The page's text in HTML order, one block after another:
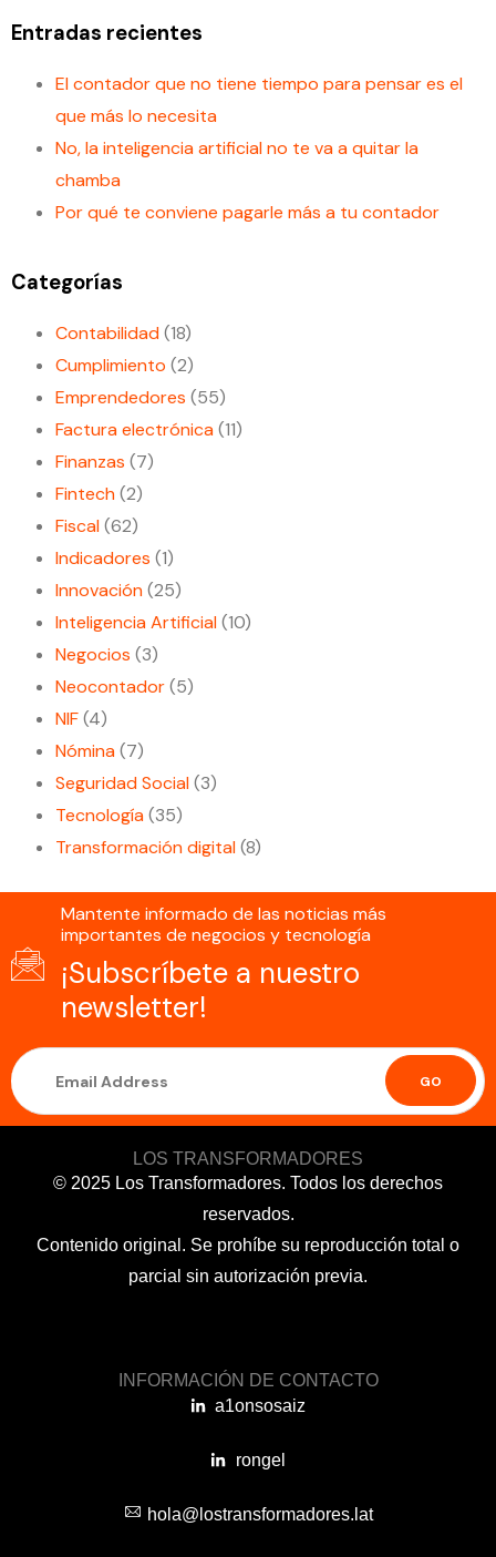
Entradas recientes
El contador que no tiene tiempo para pensar es el
que más lo necesita
No, la inteligencia artificial no te va a quitar la
chamba
Por qué te conviene pagarle más a tu contador
Categorías
Contabilidad(18)
Cumplimiento (2)
Emprendedores (55)
Factura electrónica(11)
Finanzas (7)
Fintech(2)
Fiscal(62)
Indicadores (1)
Innovación(25)
Inteligencia Artificial(10)
Negocios (3)
Neocontador(5)
NIF(4)
Nómina(7)
Seguridad Social(3)
Tecnología(35)
Transformación digital(8)
Mantente informado de las noticias más
importantes de negocios y tecnología
¡Subscríbete a nuestro
newsletter!
GO
LOS TRANSFORMADORES
© 2025 Los Transformadores. Todos los derechos
reservados.
Contenido original. Se prohíbe su reproducción total o
parcial sin autorización previa.
INFORMACIÓN DE CONTACTO
a1onsosaiz
rongel
hola@lostransformadores.lat